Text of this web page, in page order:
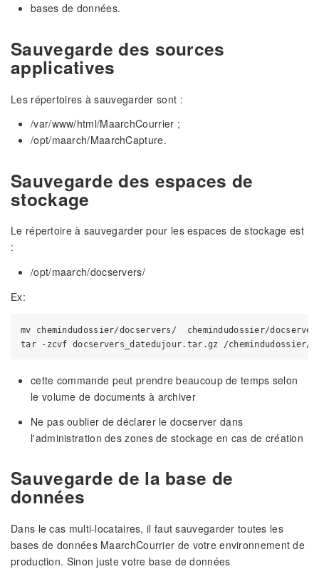
bases de données.
Sauvegarde des sources
applicatives
Les répertoires à sauvegarder sont :
/var/www/html/MaarchCourrier ;
/opt/maarch/MaarchCapture.
Sauvegarde des espaces de
stockage
Le répertoire à sauvegarder pour les espaces de stockage est
:
/opt/maarch/docservers/
Ex:
mv chemindudossier/docservers/  chemindudossier/
cette commande peut prendre beaucoup de temps selon
le volume de documents à archiver
Ne pas oublier de déclarer le docserver dans
l'administration des zones de stockage en cas de création
Sauvegarde de la base de
données
Dans le cas multi-locataires, il faut sauvegarder toutes les
bases de données MaarchCourrier de votre environnement de
production. Sinon juste votre base de données